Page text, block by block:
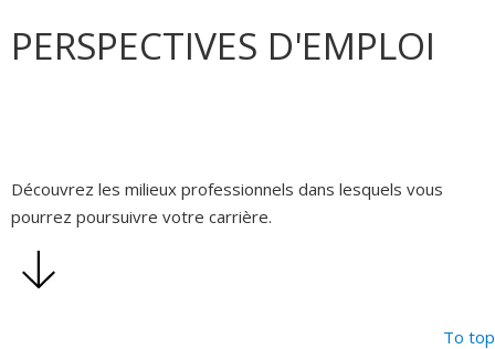
PERSPECTIVES D'EMPLOI
Découvrez les milieux professionnels dans lesquels vous
pourrez poursuivre votre carrière.
To top